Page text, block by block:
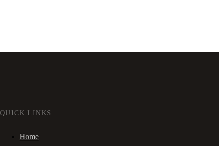
QUICK LINKS
Home